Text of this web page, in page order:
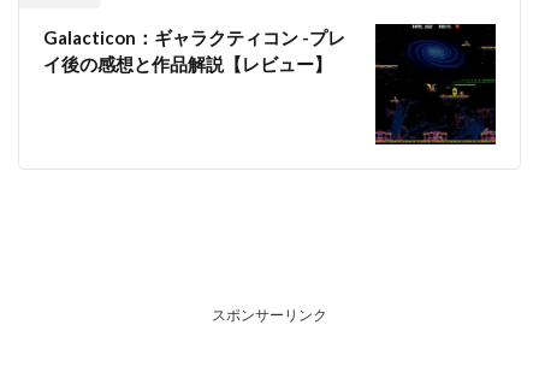
Galacticon：ギャラクティコン -プレ
イ後の感想と作品解説【レビュー】
スポンサーリンク